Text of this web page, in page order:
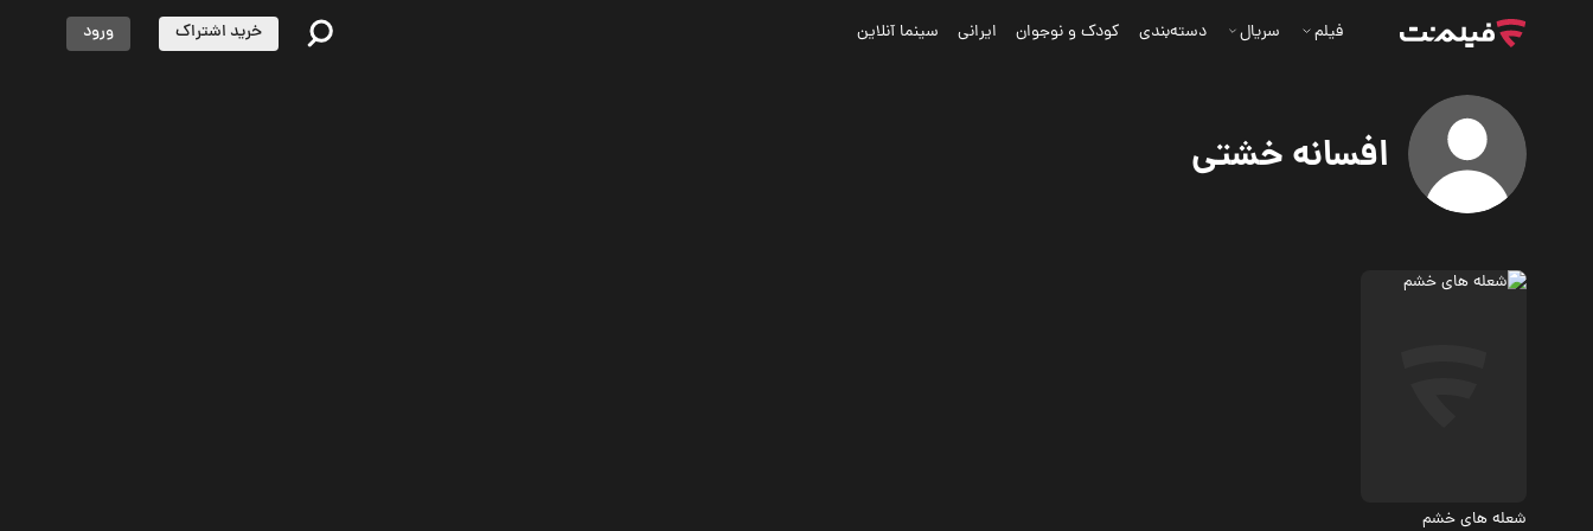
افسانه خشتی
فیلم سریال دسته‌بندی کودک و نوجوان ایرانی سینما آنلاین خرید اشتراک ورود
شعله های خشم